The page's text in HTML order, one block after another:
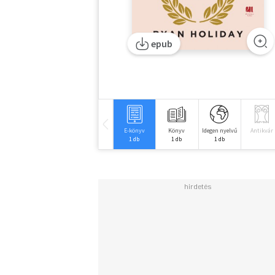
epub
E-könyv
1 db
Könyv
1 db
Idegen nyelvű
1 db
Antikvár